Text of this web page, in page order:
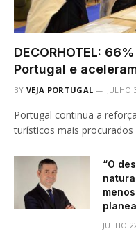
DECORHOTEL:
Portugal e
BY VEJA PORTUGAL JULHO
Portugal continua a
turísticos mais
“O
JULHO